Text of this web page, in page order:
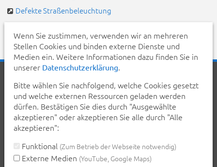
Defekte Straßenbeleuchtung
Startseite Aktuelles Veranstaltungen
Kontakt
Inhalt
Erklärung zur Barrierefreiheit
Datenschutzerklärung
Impressum
Teilen Sie diese Seite mit Ihren Bekannten:
Seite drucken
Wenn Sie zustimmen, verwenden wir an mehreren
Stellen Cookies und binden externe Dienste und
Medien ein. Weitere Informationen dazu finden Sie in
unserer Datenschutzerklärung.
Bitte wählen Sie nachfolgend, welche Cookies gesetzt
und welche externen Ressourcen geladen werden
dürfen. Bestätigen Sie dies durch "Ausgewählte
akzeptieren" oder akzeptieren Sie alle durch "Alle
akzeptieren":
Funktional (Zum Betrieb der Webseite notwendig)
Externe Medien (YouTube, Google Maps)